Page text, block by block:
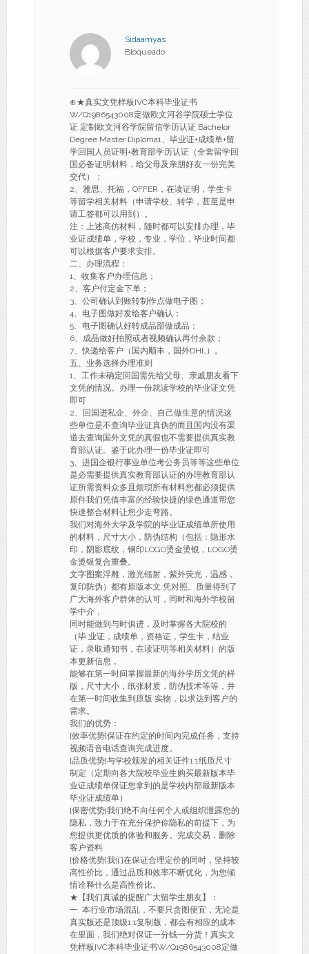
Sidaamyas
Bloqueado
⊕★真实文凭样板IVC本科毕业证书
W/Q1986543008定做欧文河谷学院硕士学位
证,定制欧文河谷学院留信学历认证 Bachelor
Degree Master Diploma1、毕业证+成绩单+留
学回国人员证明+教育部学历认证（全套留学回
国必备证明材料，给父母及亲朋好友一份完美
交代）；
2、雅思、托福，OFFER，在读证明，学生卡
等留学相关材料（申请学校、转学，甚至是申
请工签都可以用到）。
注：上述高仿材料，随时都可以安排办理，毕
业证成绩单，学校，专业，学位，毕业时间都
可以根据客户要求安排。
二、办理流程：
1、收集客户办理信息；
2、客户付定金下单；
3、公司确认到账转制作点做电子图；
4、电子图做好发给客户确认；
5、电子图确认好转成品部做成品；
6、成品做好拍照或者视频确认再付余款；
7、快递给客户（国内顺丰，国外DHL）。
五、业务选择办理准则
1、工作未确定回国需先给父母、亲戚朋友看下
文凭的情况。办理一份就读学校的毕业证文凭
即可
2、回国进私企、外企、自己做生意的情况这
些单位是不查询毕业证真伪的而且国内没有渠
道去查询国外文凭的真假也不需要提供真实教
育部认证。鉴于此办理一份毕业证即可
3、进国企银行事业单位考公务员等等这些单位
是必需要提供真实教育部认证的办理教育部认
证所需资料众多且烦琐所有材料您都必须提供
原件我们凭借丰富的经验快捷的绿色通道帮您
快速整合材料让您少走弯路。
我们对海外大学及学院的毕业证成绩单所使用
的材料，尺寸大小，防伪结构（包括：隐形水
印，阴影底纹，钢印LOGO烫金烫银，LOGO烫
金烫银复合重叠。
文字图案浮雕，激光镭射，紫外荧光，温感，
复印防伪）都有原版本文,凭对照。质量得到了
广大海外客户群体的认可，同时和海外学校留
学中介，
同时能做到与时俱进，及时掌握各大院校的
（毕 业证，成绩单，资格证，学生卡，结业
证，录取通知书，在读证明等相关材料）的版
本更新信息，
能够在第一时间掌握最新的海外学历文凭的样
版，尺寸大小，纸张材质，防伪技术等等，并
在第一时间收集到原版 实物，以求达到客户的
需求。
我们的优势：
[效率优势]保证在约定的时间内完成任务，支持
视频语音电话查询完成进度。
[品质优势]与学校颁发的相关证件1:1纸质尺寸
制定（定期向各大院校毕业生购买最新版本毕
业证成绩单保证您拿到的是学校内部最新版本
毕业证成绩单）
[保密优势]我们绝不向任何个人或组织泄露您的
隐私，致力于在充分保护你隐私的前提下，为
您提供更优质的体验和服务。完成交易，删除
客户资料
[价格优势]我们在保证合理定价的同时，坚持较
高性价比，通过品质和效率不断优化，为您倾
情诠释什么是高性价比。
★【我们真诚的提醒广大留学生朋友】：
一. 本行业市场混乱，不要只贪图便宜，无论是
真实版还是顶级1:1复制版，都会有相应的成本
在里面，我们绝对保证一分钱一分货！真实文
凭样板IVC本科毕业证书W/Q1986543008定做